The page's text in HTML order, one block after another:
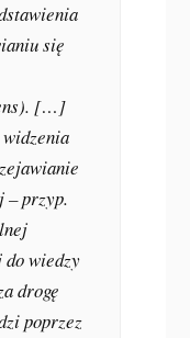
się
). […]
– przyp.
do wiedzy
drogę
poprzez